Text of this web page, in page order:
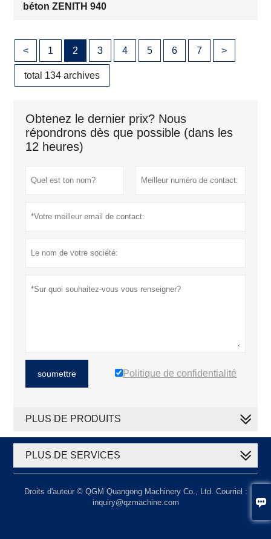

béton ZENITH 940
< 1 2 3 4 5 6 7 >
total 134 archives
Obtenez le dernier prix? Nous
répondrons dès que possible (dans les
12 heures)
soumettre Politique de confidentialité
PLUS DE PRODUITS
PLUS DE SERVICES
Droits d'auteur © QGM Quangong Machinery Co., Ltd. Courriel :
inquiry@qzmachine.com